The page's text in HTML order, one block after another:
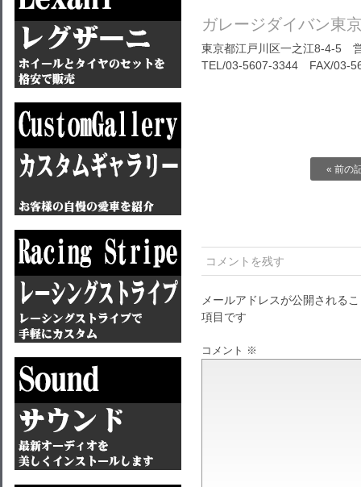
ガレージダイバン東
東京都江戸川区一之江8-4-5
TEL/03-5607-3344 FAX/03-
« 前の
コメントを残す
メールアドレスが公開される
項目です
コメント ※